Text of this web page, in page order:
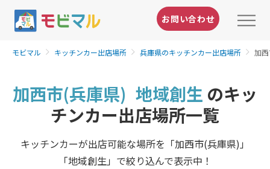
お問い合わせ
モビマル キッチンカー出店場所 兵庫県のキッチンカー出店場所 加
加西市(兵庫県) 地域創生 のキッ
チンカー出店場所一覧
キッチンカーが出店可能な場所を「加西市(兵庫県)」
「地域創生」で絞り込んで表示中！